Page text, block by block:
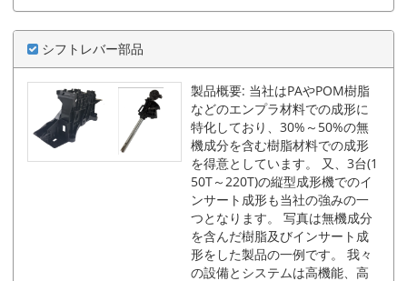
シフトレバー部品
製品概要: 当社はPAやPOM樹脂
などのエンプラ材料での成形に
特化しており、30%～50%の無
機成分を含む樹脂材料での成形
を得意としています。 又、3台(1
50T～220T)の縦型成形機でのイ
ンサート成形も当社の強みの一
つとなります。 写真は無機成分
を含んだ樹脂及びインサート成
形をした製品の一例です。 我々
の設備とシステムは高機能、高